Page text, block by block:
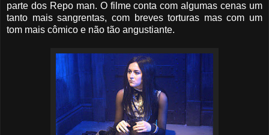
parte dos Repo man. O filme conta com algumas cenas um
tanto mais sangrentas, com breves torturas mas com um
tom mais cômico e não tão angustiante.